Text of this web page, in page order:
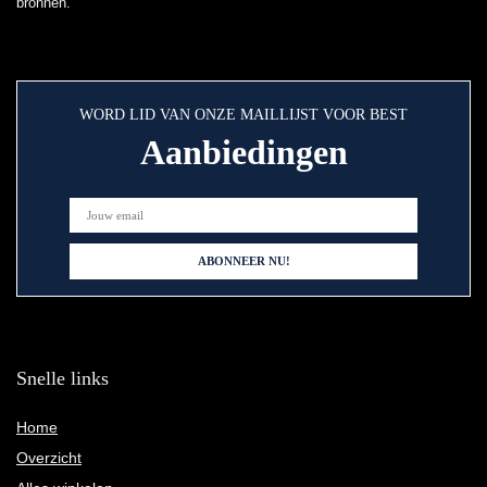
WORD LID VAN ONZE MAILLIJST VOOR BEST
Aanbiedingen
Snelle links
Home
Overzicht